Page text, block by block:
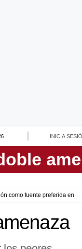
INICIA
como fuente preferida en